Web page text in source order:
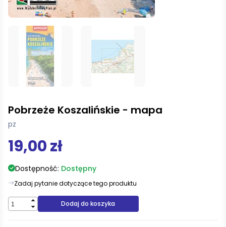
Pobrzeże Koszalińskie - mapa
pz
19,00 zł
Dostępność: Dostępny
Zadaj pytanie dotyczące tego produktu
Dodaj do koszyka